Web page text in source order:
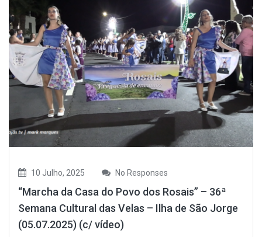
10 Julho, 2025 No Responses
“Marcha da Casa do Povo dos Rosais” – 36ª
Semana Cultural das Velas – Ilha de São Jorge
(05.07.2025) (c/ vídeo)